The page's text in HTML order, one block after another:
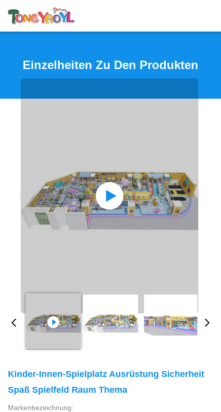
Einzelheiten Zu Den Produkten
Kinder-Innen-Spielplatz Ausrüstung Sicherheit
Spaß Spielfeld Raum Thema
Markenbezeichnung: